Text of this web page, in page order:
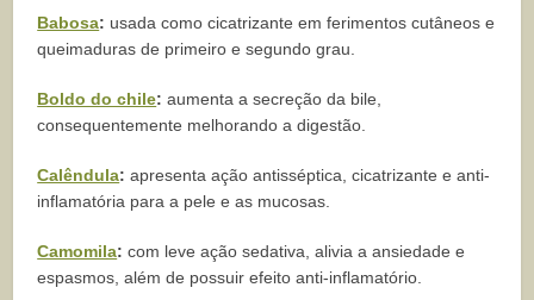
Babosa: usada como cicatrizante em ferimentos cutâneos e
queimaduras de primeiro e segundo grau.
Boldo do chile: aumenta a secreção da bile,
consequentemente melhorando a digestão.
Calêndula: apresenta ação antisséptica, cicatrizante e anti-
inflamatória para a pele e as mucosas.
Camomila: com leve ação sedativa, alivia a ansiedade e
espasmos, além de possuir efeito anti-inflamatório.